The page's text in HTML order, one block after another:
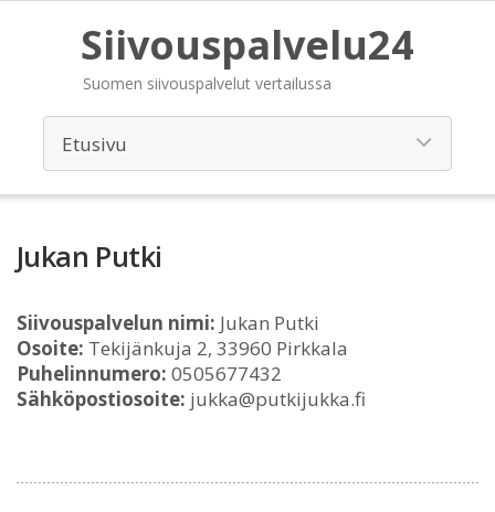
Siivouspalvelu24
Suomen siivouspalvelut vertailussa
Jukan Putki
Siivouspalvelun nimi: Jukan Putki
Osoite: Tekijänkuja 2, 33960 Pirkkala
Puhelinnumero: 0505677432
Sähköpostiosoite: jukka@putkijukka.fi